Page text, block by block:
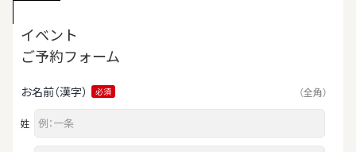
イベント
ご予約フォーム
お名前（漢字） 必須 （全角）
姓